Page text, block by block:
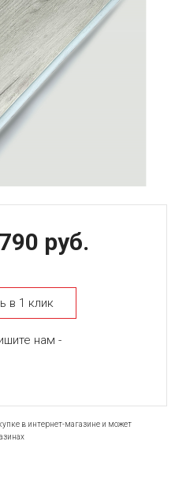
790 руб.
в 1 клик
нам -
в интернет-магазине и может